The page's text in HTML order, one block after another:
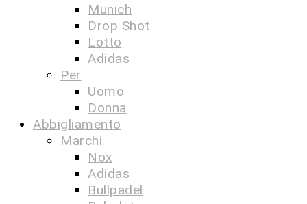
Munich
Drop Shot
Lotto
Adidas
Per
Uomo
Donna
Abbigliamento
Marchi
Nox
Adidas
Bullpadel